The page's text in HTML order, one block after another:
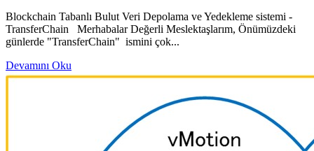
Blockchain Tabanlı Bulut Veri Depolama ve Yedekleme sistemi -
TransferChain Merhabalar Değerli Meslektaşlarım, Önümüzdeki
günlerde "TransferChain" ismini çok...
Devamını Oku